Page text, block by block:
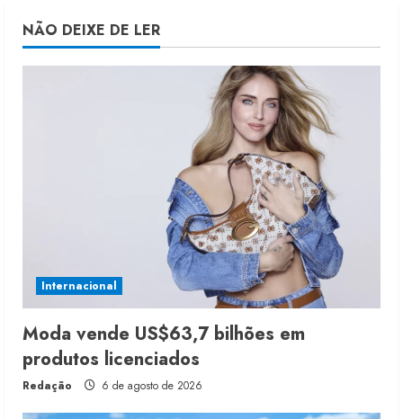
NÃO DEIXE DE LER
Internacional
Moda vende US$63,7 bilhões em
produtos licenciados
Redação 6 de agosto de 2026